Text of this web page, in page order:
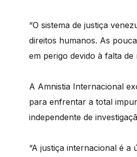
“O sistema de justiça
direitos humanos. As
em perigo devido à falta de
A Amnistia Internacional
para enfrentar a total
independente de
“A justiça internacional é a